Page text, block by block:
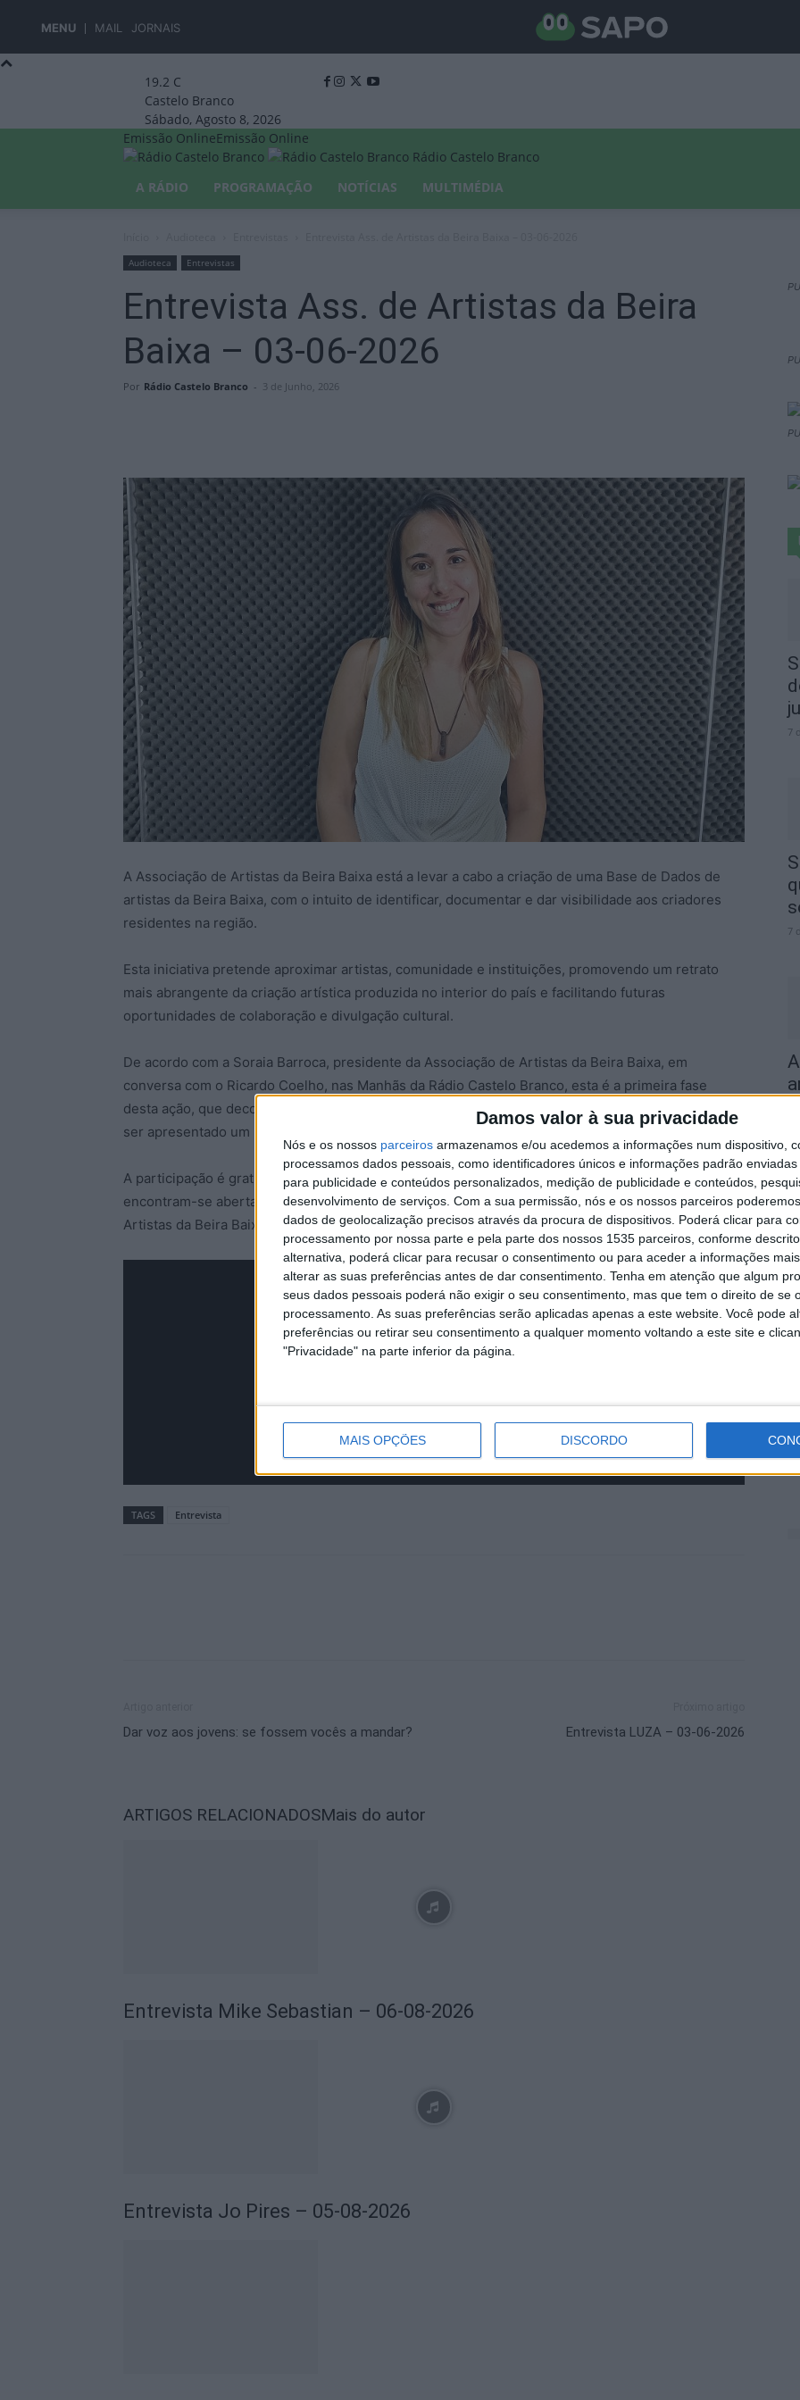
MENU MAIL JORNAIS
Damos valor à sua privacidade
Nós e os nossos parceiros armazenamos e/ou acedemos a informações num dispositivo,
processamos dados pessoais, como identificadores únicos e informações padrão
para publicidade e conteúdos personalizados, medição de publicidade e conteúdos,
desenvolvimento de serviços. Com a sua permissão, nós e os nossos parceiros
dados de geolocalização precisos através da procura de dispositivos. Poderá clicar para
processamento por nossa parte e pela parte dos nossos 1535 parceiros, conforme
alternativa, poderá clicar para recusar o consentimento ou para aceder a informações
alterar as suas preferências antes de dar consentimento. Tenha em atenção que algum
seus dados pessoais poderá não exigir o seu consentimento, mas que tem o direito de se
processamento. As suas preferências serão aplicadas apenas a este website. Você pode
preferências ou retirar seu consentimento a qualquer momento voltando a este site e
"Privacidade" na parte inferior da página.
MAIS OPÇÕES DISCORDO
19.2 C
Castelo Branco
Sábado, Agosto 8, 2026
Emissão OnlineEmissão Online
Rádio Castelo Branco
A RÁDIO
PROGRAMAÇÃO NOTÍCIAS MULTIMÉDIA
Audioteca Entrevistas
Entrevista Ass. de Artistas da Beira
Baixa – 03-06-2026
Por Rádio Castelo Branco - 3 de Junho, 2026
A Associação de Artistas da Beira Baixa está a levar a cabo a criação de uma Base de Dados de
artistas da Beira Baixa, com o intuito de identificar, documentar e dar visibilidade aos criadores
residentes na região.
Esta iniciativa pretende aproximar artistas, comunidade e instituições, promovendo um retrato
mais abrangente da criação artística produzida no interior do país e facilitando futuras
oportunidades de colaboração e divulgação cultural.
De acordo com a Soraia Barroca, presidente da Associação de Artistas da Beira Baixa, em
conversa com o Ricardo Coelho, nas Manhãs da Rádio Castelo Branco, esta é a primeira fase
desta ação, que decorre até setembro, para reunir o máximo de informação de artistas da região e
ser apresentado um portefólio.
A participação é gratuita e está aberta a artistas das mais diversas disciplinas. As inscrições
encontram-se abertas através de formulário online, disponível nas redes sociais da Associação de
Artistas da Beira Baixa, nomeadamente no Facebook e Instagram.
TAGS Entrevista
Dar voz aos jovens: se fossem vocês a mandar? Entrevista LUZA – 03-06-2026
ARTIGOS RELACIONADOSMais do autor
Entrevista Mike Sebastian – 06-08-2026
Entrevista Jo Pires – 05-08-2026
7
7
7
7